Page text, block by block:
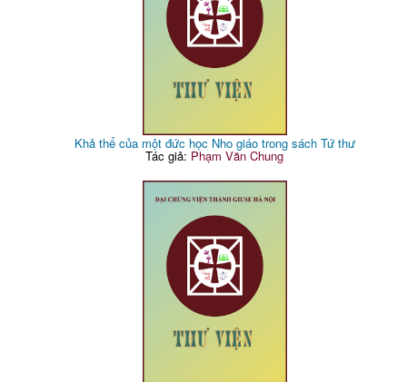
Khả thể của một đức học Nho giáo trong sách Tứ thư
Tác giả: Phạm Văn Chung